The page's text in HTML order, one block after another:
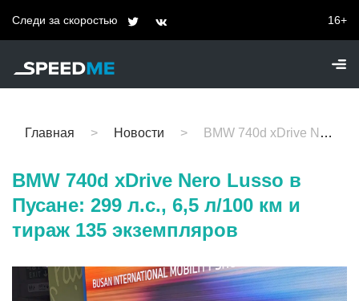
Следи за скоростью 16+
Главная Новости BMW 740d xDrive Nero Lusso в Пусане: 299 л.с., 6,5 л/100 км и тираж 135 экземпляров
BMW 740d xDrive Nero Lusso в
Пусане: 299 л.с., 6,5 л/100 км и
тираж 135 экземпляров